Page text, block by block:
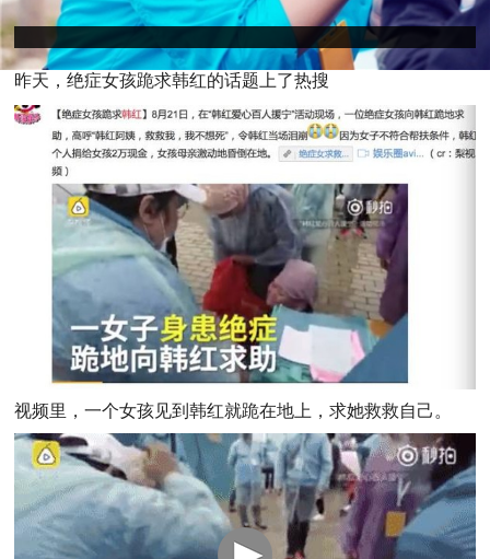
昨天，绝症女孩跪求韩红的话题上了热搜
视频里，一个女孩见到韩红就跪在地上，求她救救自己。